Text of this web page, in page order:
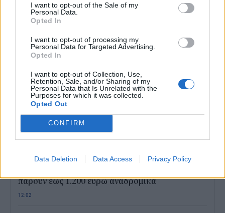
I want to opt-out of the Sale of my
Personal Data.
Opted In
I want to opt-out of processing my
Personal Data for Targeted Advertising.
Opted In
I want to opt-out of Collection, Use,
Retention, Sale, and/or Sharing of my
Personal Data that Is Unrelated with the
Purposes for which it was collected.
Opted Out
CONFIRM
Data Deletion Data Access Privacy Policy
Τέλος το κυνήγι εγγράφων για τα στοιχεία
επικοινωνίας πολιτών
NEWSROOM / 15 Φεβ 2020
ΡΟΗ ΕΙΔΗΣΕΩΝ
Netflix: Πώς η AI μπορεί να βάλει τέλος στα
πανάκριβα επαναληπτικά γυρίσματα
πάρουν έως 1.200 ευρώ αναδρομικά
12:02